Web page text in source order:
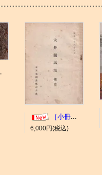
［小冊子］大井競馬場 概要
6,000円(税込)